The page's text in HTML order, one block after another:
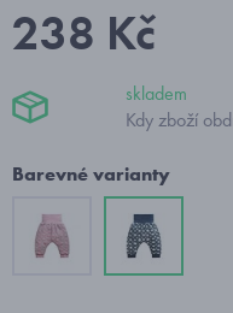
238 Kč
skladem
Kdy zboží
Barevné varianty